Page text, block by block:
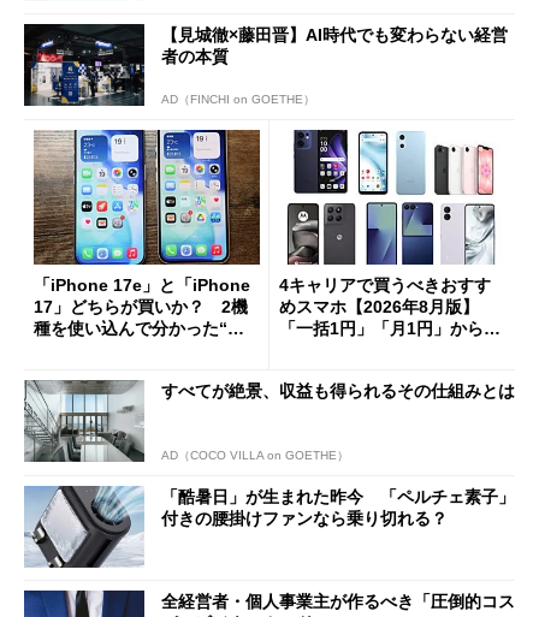
【見城徹×藤田晋】AI時代でも変わらない経営
者の本質
AD（FINCHI on GOETHE）
「iPhone 17e」と「iPhone
17」どちらが買いか？ 2機
種を使い込んで分かった“ス
4キャリアで買うべきおすす
めスマホ【2026年8月版】
「一括1円」「月1円」からお
すべてが絶景、収益も得られるその仕組みとは
AD（COCO VILLA on GOETHE）
「酷暑日」が生まれた昨今 「ペルチェ素子」
付きの腰掛けファンなら乗り切れる？
全経営者・個人事業主が作るべき「圧倒的コス